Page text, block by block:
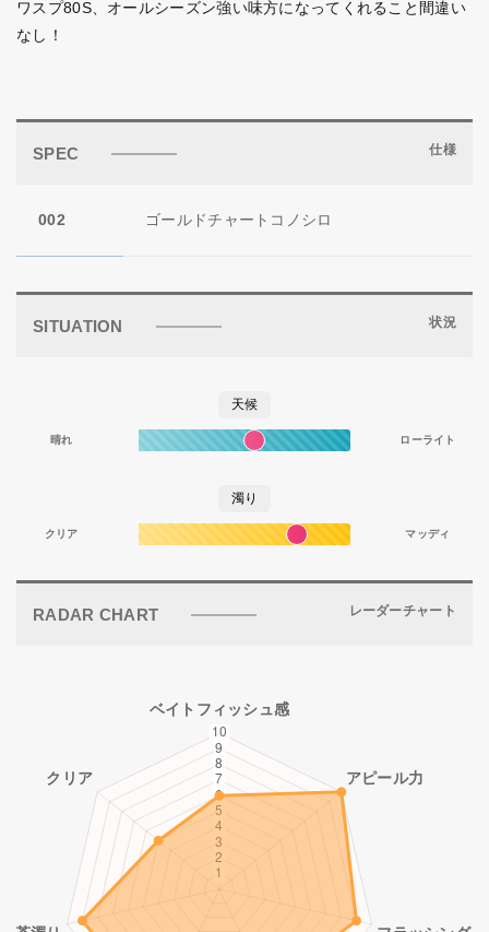
ワスプ80S、オールシーズン強い味方になってくれること間違い
なし！
SPEC 仕様
002 ゴールドチャートコノシロ
SITUATION 状況
天候
晴れ ローライト
濁り
クリア マッディ
RADAR CHART レーダーチャート